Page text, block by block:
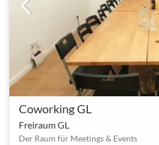
Coworking GL
Freiraum GL
Der Raum für Meetings & Events